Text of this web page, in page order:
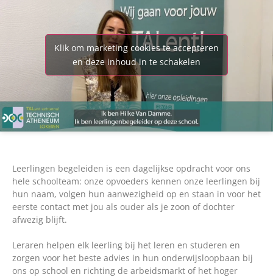
Klik om marketing cookies te accepteren
en deze inhoud in te schakelen
Leerlingen begeleiden is een dagelijkse opdracht voor ons
hele schoolteam: onze opvoeders kennen onze leerlingen bij
hun naam, volgen hun aanwezigheid op en staan in voor het
eerste contact met jou als ouder als je zoon of dochter
afwezig blijft.
Leraren helpen elk leerling bij het leren en studeren en
zorgen voor het beste advies in hun onderwijsloopbaan bij
ons op school en richting de arbeidsmarkt of het hoger